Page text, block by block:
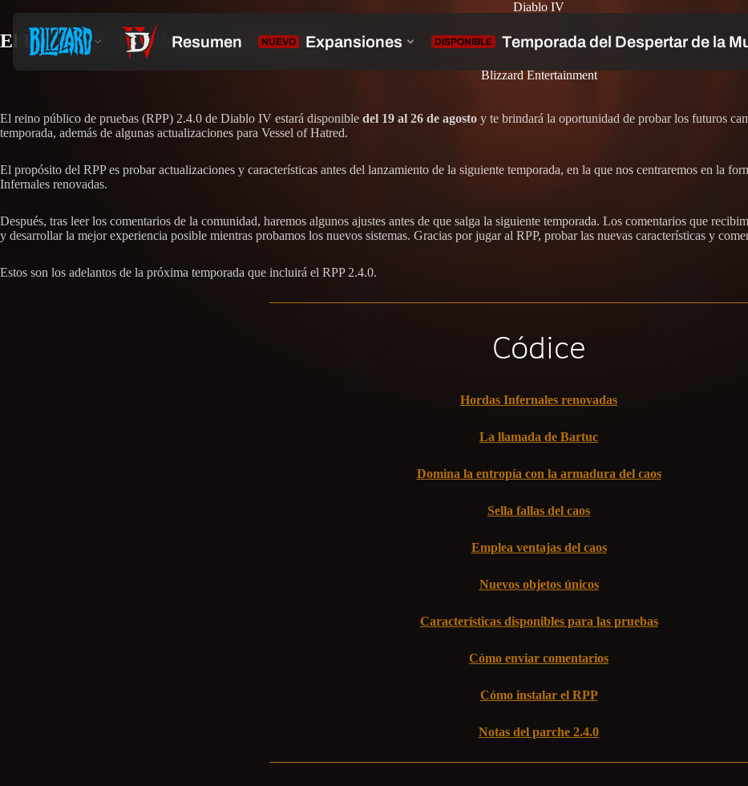
Diablo IV
El RPP 2.4.0: Todo lo que necesitas saber
Blizzard Entertainment
El reino público de pruebas (RPP) 2.4.0 de Diablo IV estará disponible del 19 al 26 de agosto y te brindará la oportunidad de probar los futuros
temporada, además de algunas actualizaciones para Vessel of Hatred.
El propósito del RPP es probar actualizaciones y características antes del lanzamiento de la siguiente temporada, en la que nos centraremos en la
Infernales renovadas.
Después, tras leer los comentarios de la comunidad, haremos algunos ajustes antes de que salga la siguiente temporada. Los comentarios que
y desarrollar la mejor experiencia posible mientras probamos los nuevos sistemas. Gracias por jugar al RPP, probar las nuevas características y
Estos son los adelantos de la próxima temporada que incluirá el RPP 2.4.0.
Códice
Hordas Infernales renovadas
La llamada de Bartuc
Domina la entropía con la armadura del caos
Sella fallas del caos
Emplea ventajas del caos
Nuevos objetos únicos
Características disponibles para las pruebas
Cómo enviar comentarios
Cómo instalar el RPP
Notas del parche 2.4.0